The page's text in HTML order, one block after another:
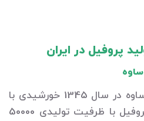
پروفیل در ایران
کارخانجات نورد و پروفیل ساوه در سال 1345 خورشیدی با
هدف تولید انواع لوله و پروفیل با ظرفیت تولیدی 50000